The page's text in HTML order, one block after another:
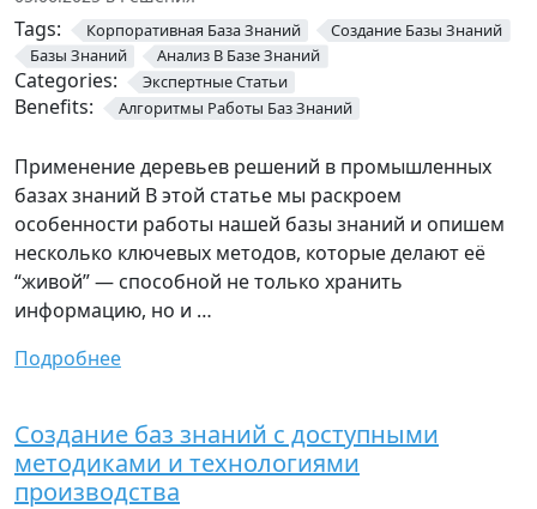
Tags: Корпоративная База Знаний
Создание Базы Знаний
Базы Знаний
Анализ В Базе Знаний
Categories: Экспертные Статьи
Benefits: Алгоритмы Работы Баз Знаний
Применение деревьев решений в промышленных
базах знаний В этой статье мы раскроем
особенности работы нашей базы знаний и опишем
несколько ключевых методов, которые делают её
“живой” — способной не только хранить
информацию, но и …
Подробнее
Создание баз знаний с доступными
методиками и технологиями
производства